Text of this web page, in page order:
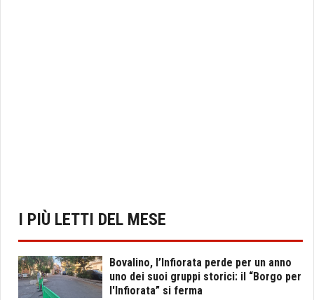
I PIÙ LETTI DEL MESE
Bovalino, l’Infiorata perde per un anno
uno dei suoi gruppi storici: il “Borgo per
l'Infiorata” si ferma